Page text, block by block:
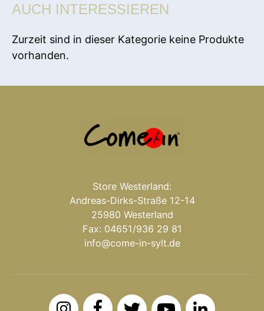
AUCH INTERESSIEREN
Zurzeit sind in dieser Kategorie keine Produkte
vorhanden.
Store Westerland:
Andreas-Dirks-Straße 12-14
25980 Westerland
Fax: 04651/936 29 81
info@come-in-sylt.de